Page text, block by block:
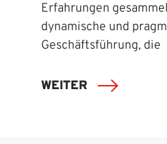
Erfahrungen
dynamische und
Geschäftsführung, die
WEITER